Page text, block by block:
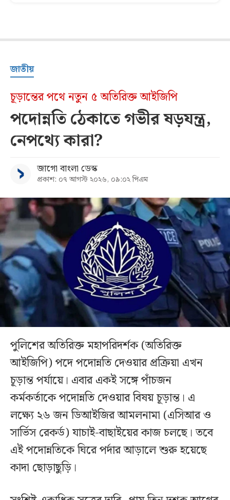
জাতীয়
চূড়ান্তের পথে নতুন ৫ অতিরিক্ত আইজিপি
পদোন্নতি ঠেকাতে গভীর ষড়যন্ত্র,
নেপথ্যে কারা?
জাগো বাংলা ডেস্ক
প্রকাশ: ০৭ আগস্ট ২০২৬, ০৯:০২ পিএম
পুলিশের অতিরিক্ত মহাপরিদর্শক (অতিরিক্ত
আইজিপি) পদে পদোন্নতি দেওয়ার প্রক্রিয়া এখন
চূড়ান্ত পর্যায়ে। এবার একই সঙ্গে পাঁচজন
কর্মকর্তাকে পদোন্নতি দেওয়ার বিষয় চূড়ান্ত। এ
লক্ষ্যে ২৬ জন ডিআইজির আমলনামা (এসিআর ও
সার্ভিস রেকর্ড) যাচাই-বাছাইয়ের কাজ চলছে। তবে
এই পদোন্নতিকে ঘিরে পর্দার আড়ালে শুরু হয়েছে
কাদা ছোড়াছুড়ি।